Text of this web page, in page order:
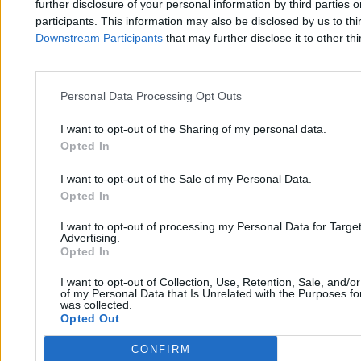
further disclosure of your personal information by third parties
participants. This information may also be disclosed by us to
Downstream Participants that may further disclose it to other
Personal Data Processing Opt Outs
I want to opt-out of the Sharing of my personal data.
Opted In
I want to opt-out of the Sale of my Personal Data.
Opted In
I want to opt-out of processing my Personal Data for
Advertising.
Opted In
I want to opt-out of Collection, Use, Retention, Sale, and/
of my Personal Data that Is Unrelated with the Purposes
was collected.
Opted Out
CONFIRM
Kontrowersje wokół dopłat dla artystów.
27.05.2026
Kraj